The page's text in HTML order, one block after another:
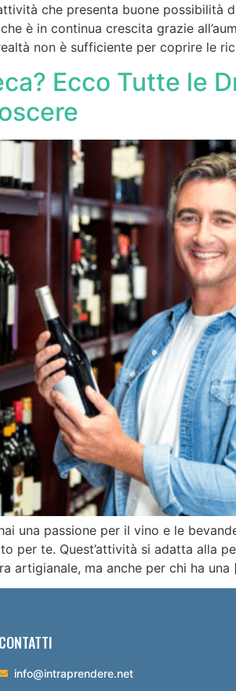
che presenta buone possibilità
è in continua crescita grazie
non è sufficiente per coprire le
Ecco Tutte le
una passione per il vino e le
per te. Quest’attività si adatta alla
artigianale, ma anche per chi ha una
CONTATTI
info@intraprendere.net